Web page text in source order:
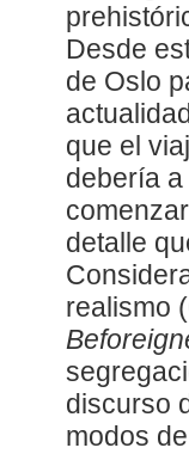
Desde
de Oslo
que el
debería
detalle
realismo
discurso
modos